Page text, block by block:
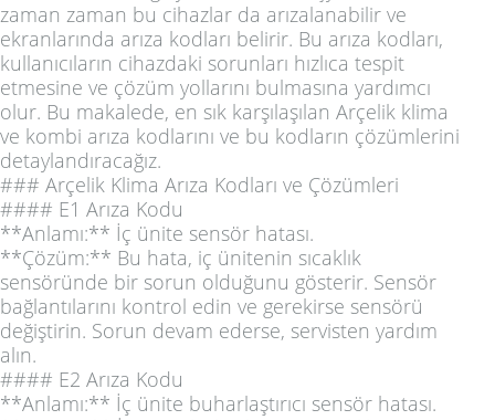
zaman zaman bu cihazlar da arızalanabilir ve
ekranlarında arıza kodları belirir. Bu arıza kodları,
kullanıcıların cihazdaki sorunları hızlıca tespit
etmesine ve çözüm yollarını bulmasına yardımcı
olur. Bu makalede, en sık karşılaşılan Arçelik klima
ve kombi arıza kodlarını ve bu kodların çözümlerini
detaylandıracağız.
### Arçelik Klima Arıza Kodları ve Çözümleri
#### E1 Arıza Kodu
**Anlamı:** İç ünite sensör hatası.
**Çözüm:** Bu hata, iç ünitenin sıcaklık
sensöründe bir sorun olduğunu gösterir. Sensör
bağlantılarını kontrol edin ve gerekirse sensörü
değiştirin. Sorun devam ederse, servisten yardım
alın.
#### E2 Arıza Kodu
**Anlamı:** İç ünite buharlaştırıcı sensör hatası.